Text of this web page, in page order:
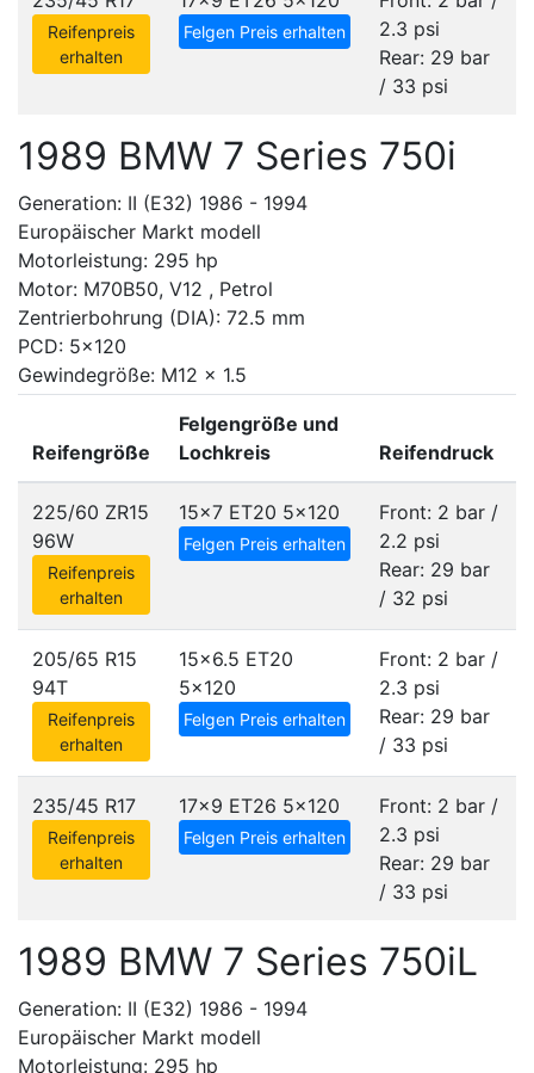
Reifenpreis
erhalten
Felgen Preis erhalten
2.3 psi
Rear: 29 bar
/ 33 psi
1989 BMW 7 Series 750i
Generation: II (E32) 1986 - 1994
Europäischer Markt modell
Motorleistung: 295 hp
Motor: M70B50, V12 , Petrol
Zentrierbohrung (DIA): 72.5 mm
PCD: 5x120
Gewindegröße: M12 x 1.5
Reifengröße
Felgengröße und
Lochkreis
Reifendruck
225/60 ZR15
96W
Reifenpreis
erhalten
15x7 ET20 5x120
Felgen Preis erhalten
Front: 2 bar /
2.2 psi
Rear: 29 bar
/ 32 psi
205/65 R15
94T
Reifenpreis
erhalten
15x6.5 ET20
5x120
Felgen Preis erhalten
Front: 2 bar /
2.3 psi
Rear: 29 bar
/ 33 psi
235/45 R17
Reifenpreis
erhalten
17x9 ET26 5x120
Felgen Preis erhalten
Front: 2 bar /
2.3 psi
Rear: 29 bar
/ 33 psi
1989 BMW 7 Series 750iL
Generation: II (E32) 1986 - 1994
Europäischer Markt modell
Motorleistung: 295 hp